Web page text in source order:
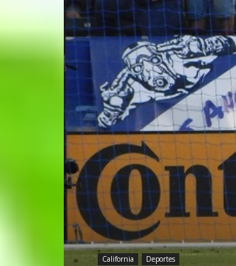
California Deportes